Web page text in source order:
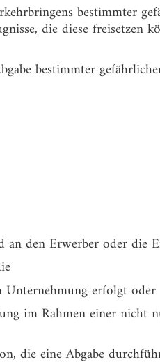
bestimmter
die diese freisetzen
bestimmter
an den Erwerber oder die
erfolgt oder
im Rahmen einer nicht
die eine Abgabe